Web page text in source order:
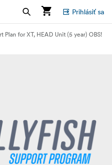
Prihlásiť sa
Plan for XT, HEAD Unit (5 year) OBS!